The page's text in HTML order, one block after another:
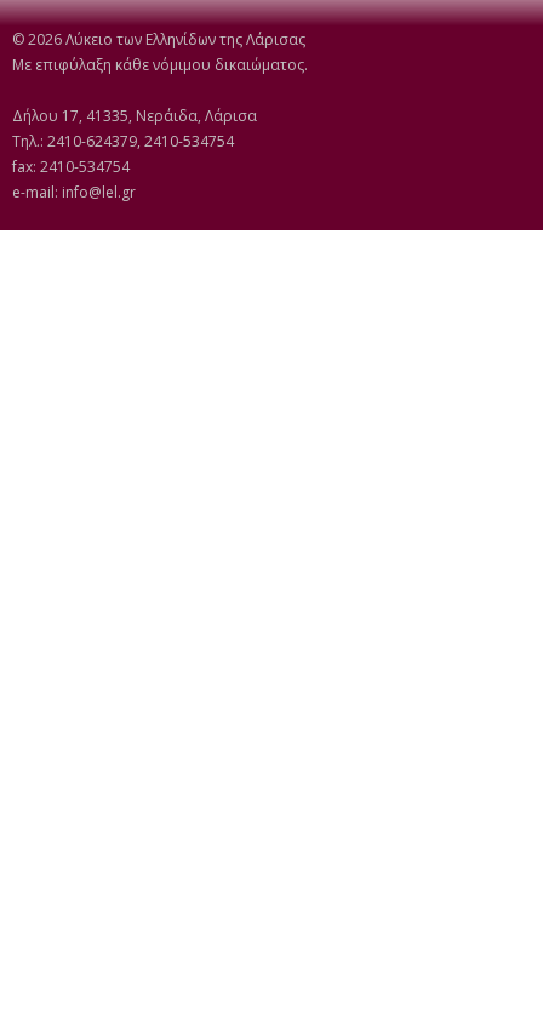
© 2026 Λύκειο των Ελληνίδων της Λάρισας
Με επιφύλαξη κάθε νόμιμου δικαιώματος.
Δήλου 17, 41335, Νεράιδα, Λάρισα
Τηλ.: 2410-624379, 2410-534754
fax: 2410-534754
e-mail: info@lel.gr